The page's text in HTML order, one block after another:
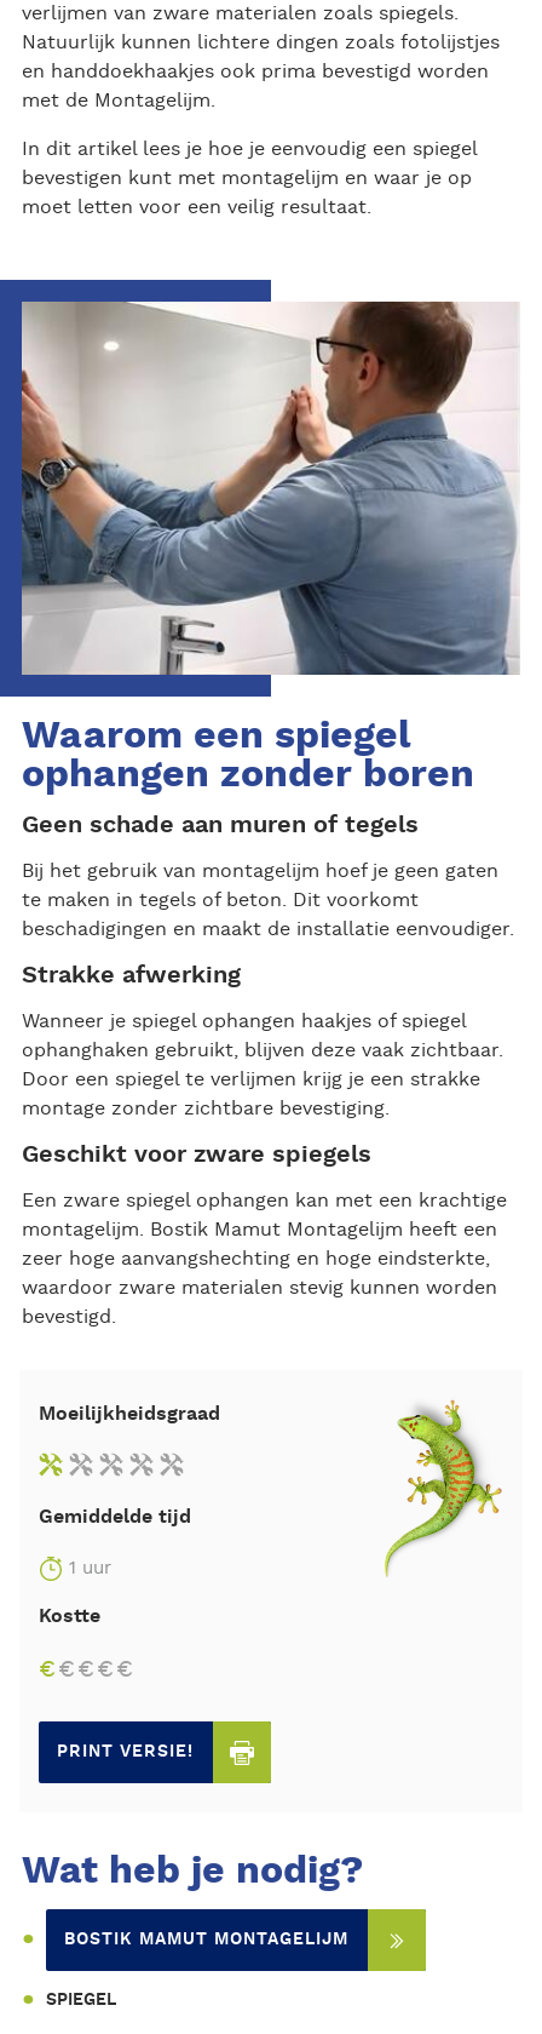
verlijmen van zware materialen zoals spiegels.
Natuurlijk kunnen lichtere dingen zoals fotolijstjes
en handdoekhaakjes ook prima bevestigd worden
met de Montagelijm.
In dit artikel lees je hoe je eenvoudig een spiegel
bevestigen kunt met montagelijm en waar je op
moet letten voor een veilig resultaat.
Waarom een spiegel
ophangen zonder boren
Geen schade aan muren of tegels
Bij het gebruik van montagelijm hoef je geen gaten
te maken in tegels of beton. Dit voorkomt
beschadigingen en maakt de installatie eenvoudiger.
Strakke afwerking
Wanneer je spiegel ophangen haakjes of spiegel
ophanghaken gebruikt, blijven deze vaak zichtbaar.
Door een spiegel te verlijmen krijg je een strakke
montage zonder zichtbare bevestiging.
Geschikt voor zware spiegels
Een zware spiegel ophangen kan met een krachtige
montagelijm. Bostik Mamut Montagelijm heeft een
zeer hoge aanvangshechting en hoge eindsterkte,
waardoor zware materialen stevig kunnen worden
bevestigd.
Wat heb je nodig?
BOSTIK MAMUT MONTAGELIJM
SPIEGEL
Moeilijkheidsgraad
Gemiddelde tijd
1 uur
Kostte
€ € € € €
PRINT VERSIE!